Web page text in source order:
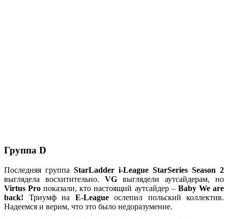
Группа D
Последняя группа StarLadder i-League StarSeries Season 2
выглядела восхитительно. VG выглядели аутсайдерам, но
Virtus Pro показали, кто настоящий аутсайдер – Baby We are
back! Триумф на E-League ослепил польский коллектив.
Надеемся и верим, что это было недоразумение.